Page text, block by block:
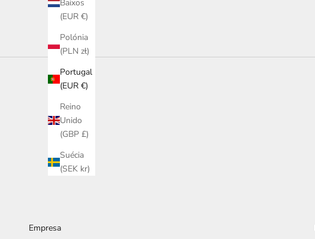
Baixos
(EUR €)
Polónia
(PLN zł)
Portugal
(EUR €)
Reino
Unido
(GBP £)
Suécia
(SEK kr)
Empresa